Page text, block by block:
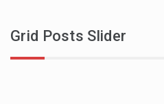
Grid Posts Slider